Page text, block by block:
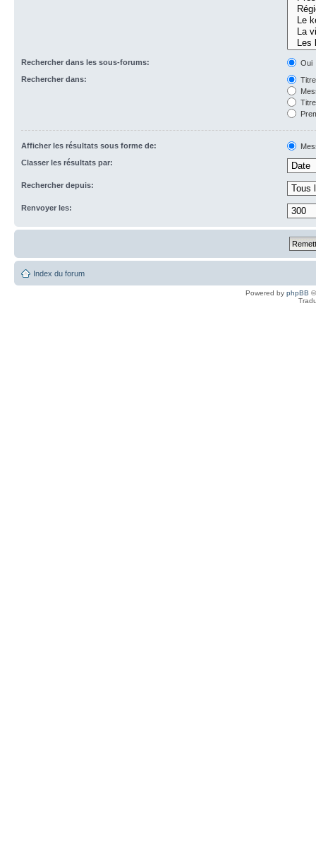
Rechercher dans les sous-forums:
Oui
Rechercher dans:
Afficher les résultats sous forme de:
Classer les résultats par:
Rechercher depuis:
Renvoyer les:
Index du forum
Powered by phpBB